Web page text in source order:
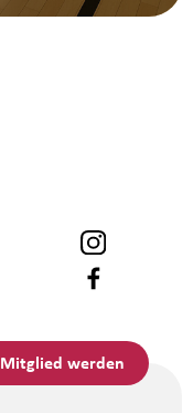
Mitglied werden